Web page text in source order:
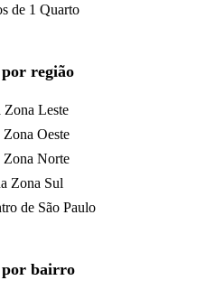
de 1 Quarto
região
Zona Leste
Oeste
Zona Norte
Zona Sul
de São Paulo
bairro